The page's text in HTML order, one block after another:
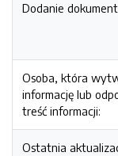
Dodanie
Osoba, która
informację lub
treść informacji:
Ostatnia